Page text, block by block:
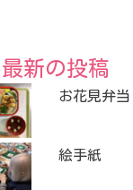
最新の投稿
お花見弁当
絵手紙